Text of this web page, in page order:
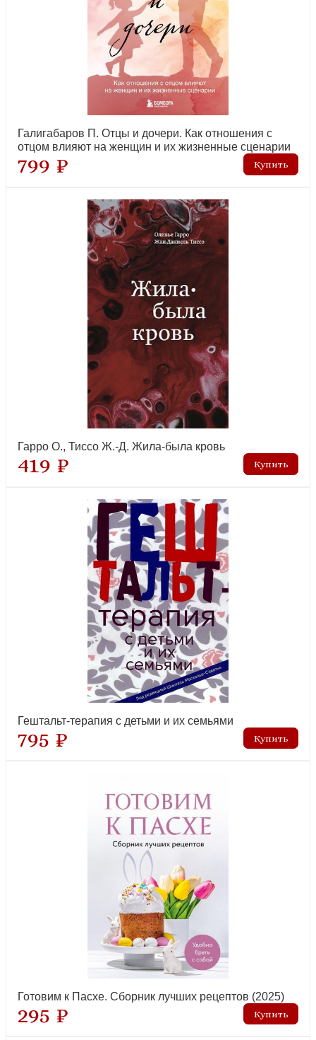
Галигабаров П. Отцы и дочери. Как отношения с
отцом влияют на женщин и их жизненные сценарии
799 ₽
Гарро О., Тиссо Ж.-Д. Жила-была кровь
419 ₽
Гештальт-терапия с детьми и их семьями
795 ₽
Готовим к Пасхе. Сборник лучших рецептов (2025)
295 ₽